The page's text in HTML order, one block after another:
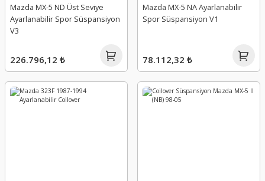
Mazda MX-5 ND Üst Seviye
Ayarlanabilir Spor Süspansiyon
V3
226.796,12 ₺
Mazda MX-5 NA Ayarlanabilir
Spor Süspansiyon V1
78.112,32 ₺